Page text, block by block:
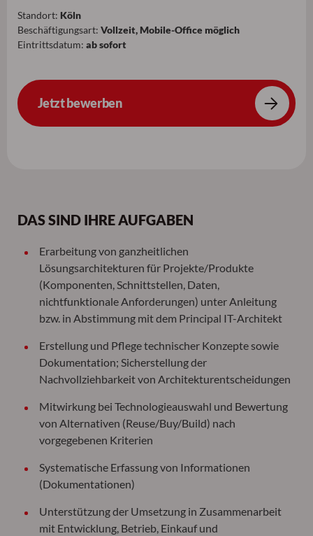
Standort: Köln
Beschäftigungsart:Vollzeit, Mobile-Office möglich
Eintrittsdatum:ab sofort
Jetzt bewerben
DAS SIND IHRE AUFGABEN
Erarbeitung von ganzheitlichen
Lösungsarchitekturen für Projekte/Produkte
(Komponenten, Schnittstellen, Daten,
nichtfunktionale Anforderungen) unter Anleitung
bzw. in Abstimmung mit dem Principal IT-Architekt
Erstellung und Pflege technischer Konzepte sowie
Dokumentation; Sicherstellung der
Nachvollziehbarkeit von Architekturentscheidungen
Mitwirkung bei Technologieauswahl und Bewertung
von Alternativen (Reuse/Buy/Build) nach
vorgegebenen Kriterien
Systematische Erfassung von Informationen
(Dokumentationen)
Unterstützung der Umsetzung in Zusammenarbeit
mit Entwicklung, Betrieb, Einkauf und